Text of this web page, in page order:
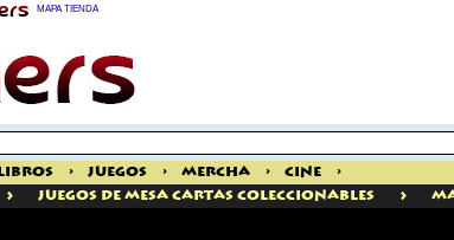
MAPA TIENDA
Libros > Juegos > Mercha > Cine
>
> Juegos De Mesa Cartas Coleccionables >